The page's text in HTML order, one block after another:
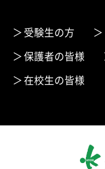
受験生の方
保護者の皆様
在校生の皆様